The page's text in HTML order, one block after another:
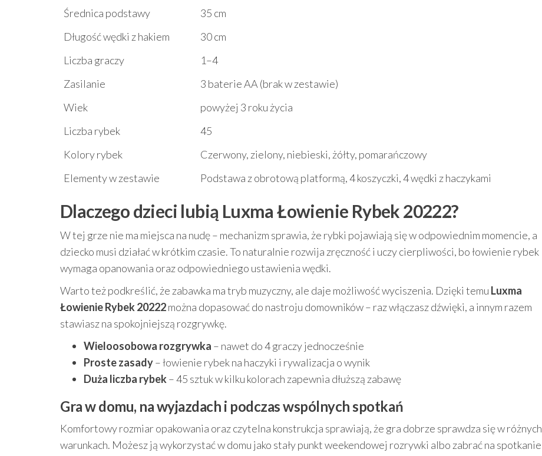
Średnica podstawy
35 cm
Długość wędki z hakiem
30 cm
Liczba graczy
1–4
Zasilanie
3 baterie AA (brak w zestawie)
Wiek
powyżej 3 roku życia
Liczba rybek
45
Kolory rybek
Czerwony, zielony, niebieski, żółty, pomarańczowy
Elementy w zestawie
Podstawa z obrotową platformą, 4 koszyczki, 4 wędki z haczykami
Dlaczego dzieci lubią Luxma Łowienie Rybek 20222?
W tej grze nie ma miejsca na nudę – mechanizm sprawia, że rybki pojawiają się w odpowiednim momencie, a
dziecko musi działać w krótkim czasie. To naturalnie rozwija zręczność i uczy cierpliwości, bo łowienie rybek
wymaga opanowania oraz odpowiedniego ustawienia wędki.
Warto też podkreślić, że zabawka ma tryb muzyczny, ale daje możliwość wyciszenia. Dzięki temu Luxma
Łowienie Rybek 20222można dopasować do nastroju domowników – raz włączasz dźwięki, a innym razem
stawiasz na spokojniejszą rozgrywkę.
Wieloosobowa rozgrywka – nawet do 4 graczy jednocześnie
Proste zasady– łowienie rybek na haczyki i rywalizacja o wynik
Duża liczba rybek– 45 sztuk w kilku kolorach zapewnia dłuższą zabawę
Gra w domu, na wyjazdach i podczas wspólnych spotkań
Komfortowy rozmiar opakowania oraz czytelna konstrukcja sprawiają, że gra dobrze sprawdza się w różnych
warunkach. Możesz ją wykorzystać w domu jako stały punkt weekendowej rozrywki albo zabrać na spotkanie